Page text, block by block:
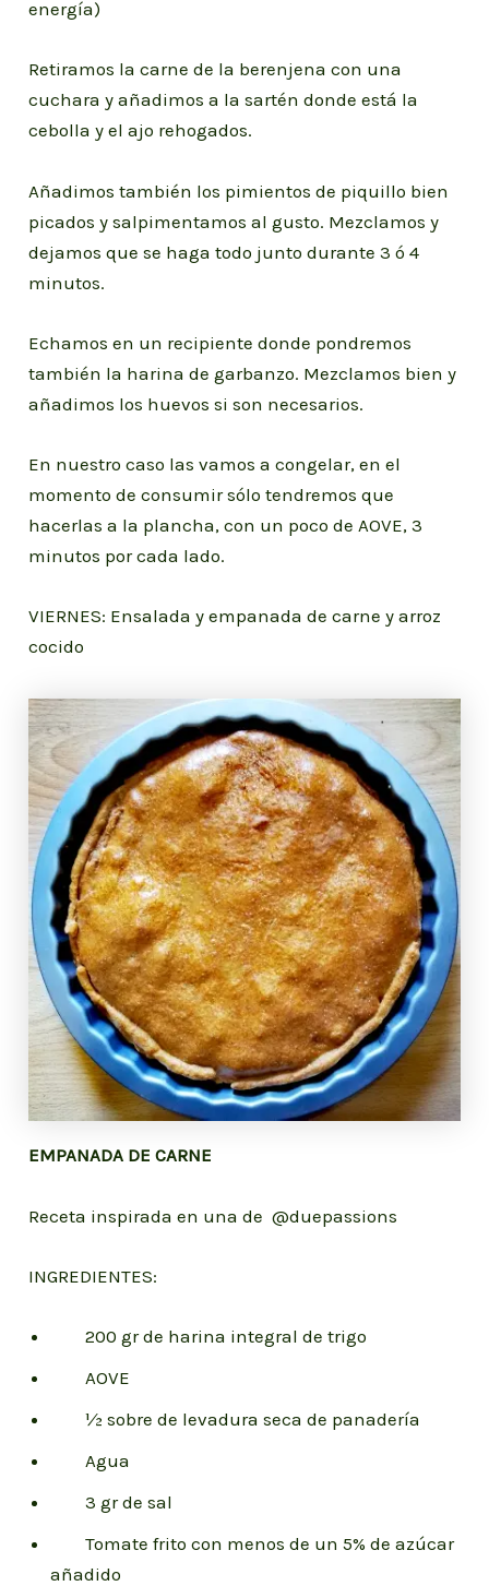
energía)
Retiramos la carne de la berenjena con una
cuchara y añadimos a la sartén donde está la
cebolla y el ajo rehogados.
Añadimos también los pimientos de piquillo bien
picados y salpimentamos al gusto. Mezclamos y
dejamos que se haga todo junto durante 3 ó 4
minutos.
Echamos en un recipiente donde pondremos
también la harina de garbanzo. Mezclamos bien y
añadimos los huevos si son necesarios.
En nuestro caso las vamos a congelar, en el
momento de consumir sólo tendremos que
hacerlas a la plancha, con un poco de AOVE, 3
minutos por cada lado.
VIERNES: Ensalada y empanada de carne y arroz
cocido
EMPANADA DE CARNE
Receta inspirada en una de @duepassions
INGREDIENTES:
200 gr de harina integral de trigo
AOVE
½ sobre de levadura seca de panadería
Agua
3 gr de sal
Tomate frito con menos de un 5% de azúcar
añadido